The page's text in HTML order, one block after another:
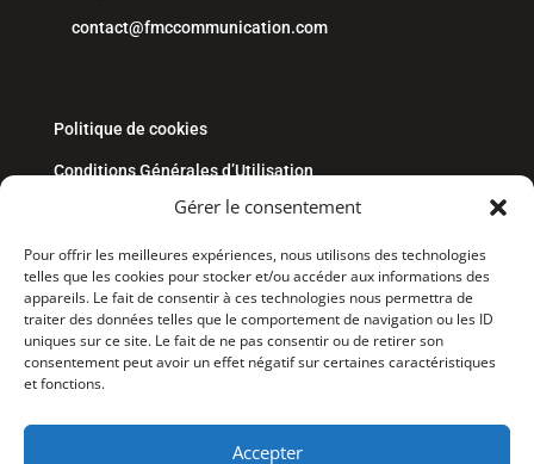
Gérer le consentement
Pour offrir les meilleures expériences, nous utilisons des technologies
telles que les cookies pour stocker et/ou accéder aux informations des
appareils. Le fait de consentir à ces technologies nous permettra de
traiter des données telles que le comportement de navigation ou les ID
uniques sur ce site. Le fait de ne pas consentir ou de retirer son
consentement peut avoir un effet négatif sur certaines caractéristiques
et fonctions.
Accepter
contact@fmccommunication.com
Politique de cookies
Conditions Générales d’Utilisation
Conditions générales de vente
Mentions Légales
Politique de confidentialité